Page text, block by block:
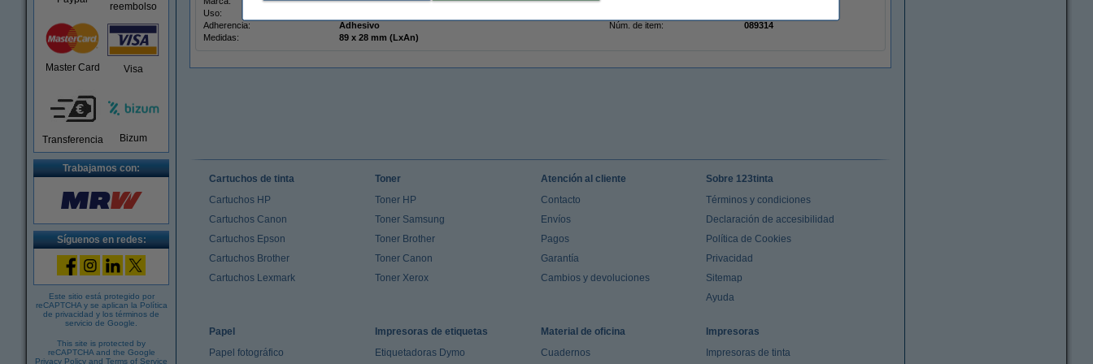
reembolso
Master Card Visa
Transferencia Bizum
Trabajamos con:
Síguenos en redes:
Este sitio está protegido por
reCAPTCHA y se aplican la Política
de privacidad y los términos de
servicio de Google
This site is protected by
reCAPTCHA and the Google
Privacy Policy and Terms of Service
Uso:
Adherencia:
Adhesivo Núm. de item:
089314
Medidas:
89 x 28 mm (LxAn)
Cartuchos de tinta
Cartuchos HP
Cartuchos Canon
Cartuchos Epson
Cartuchos Brother
Cartuchos Lexmark
Toner
Toner HP
Toner Samsung
Toner Brother
Toner Canon
Toner Xerox
Atención al cliente
Contacto
Envíos
Pagos
Garantía
Cambios y devoluciones
Sobre 123tinta
Términos y condiciones
Declaración de accesibilidad
Política de Cookies
Privacidad
Sitemap
Ayuda
Papel
Papel fotográfico
Impresoras de etiquetas
Etiquetadoras Dymo
Material de oficina
Cuadernos
Impresoras
Impresoras de tinta